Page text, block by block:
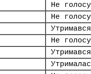
Не
Не
Утримався
Не
Утримався